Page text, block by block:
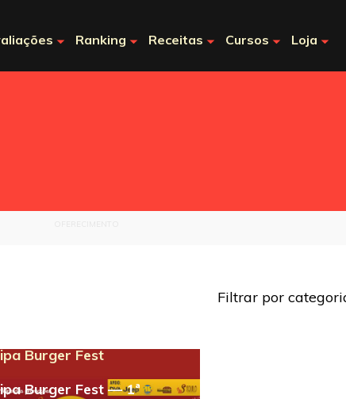
Ranking Receitas Cursos Loja
Filtrar por
Burger Fest
Burger Fest — 1ª